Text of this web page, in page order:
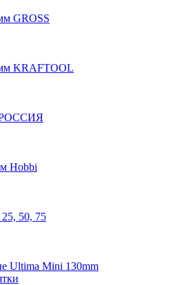
GROSS
KRAFTOOL
РОССИЯ
Hobbi
50, 75
Ultima Mini 130mm